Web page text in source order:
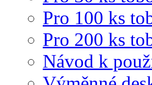
Pro 100 ks
Pro 200 ks
Návod k